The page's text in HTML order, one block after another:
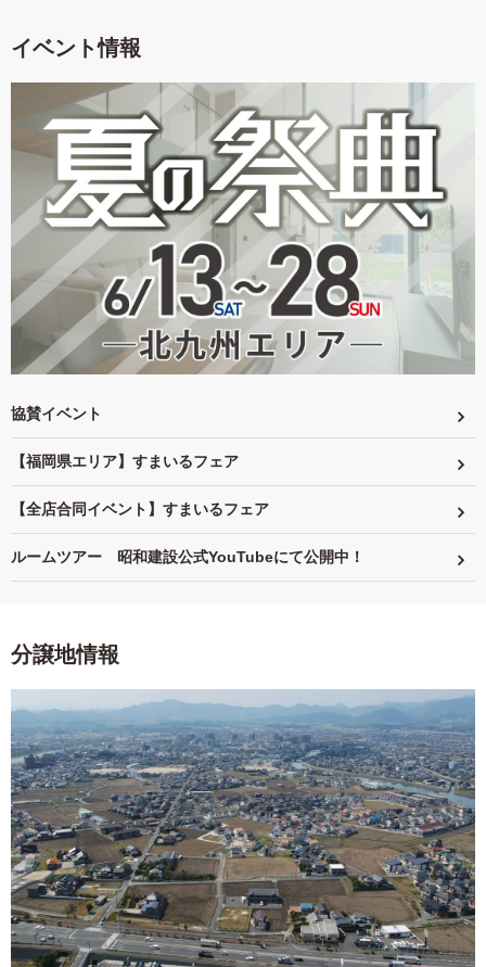
イベント情報
協賛イベント
【福岡県エリア】すまいるフェア
【全店合同イベント】すまいるフェア
ルームツアー 昭和建設公式YouTubeにて公開中！
分譲地情報